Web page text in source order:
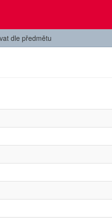
dle předmětu